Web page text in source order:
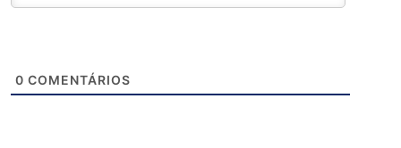
0 COMENTÁRIOS